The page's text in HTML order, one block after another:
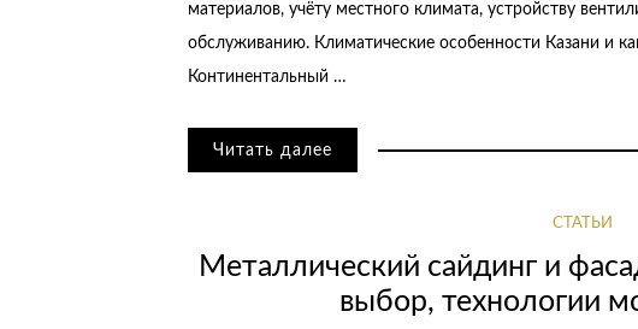
материалов, учёту местного климата, устройству
обслуживанию. Климатические особенности Казани и
Континентальный …
Читать далее
СТАТЬИ
Металлический сайдинг и
выбор, технологии